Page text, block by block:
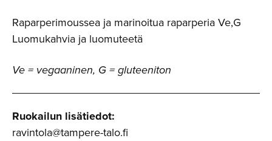
Raparperimoussea ja marinoitua raparperia Ve,G
Luomukahvia ja luomuteetä
Ve = vegaaninen, G = gluteeniton
Ruokailun lisätiedot:
ravintola@tampere-talo.fi